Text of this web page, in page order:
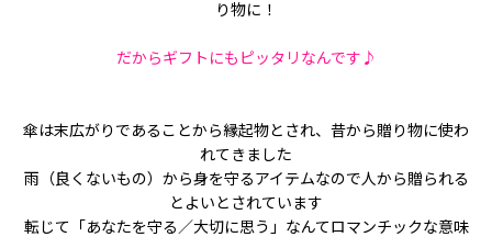
り物に！
だからギフトにもピッタリなんです♪
傘は末広がりであることから縁起物とされ、昔から贈り物に使わ
れてきました
雨（良くないもの）から身を守るアイテムなので人から贈られる
とよいとされています
転じて「あなたを守る／大切に思う」なんてロマンチックな意味